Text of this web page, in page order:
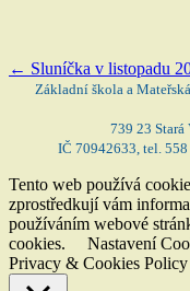
← Sluníčka v listopadu
Základní škola a
739 23 Stará
IČ 70942633, tel.
Tento web používá
zprostředkují vám
používáním webové
cookies.
Nastavení
Privacy & Cookies Policy